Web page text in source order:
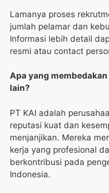
Lamanya proses
jumlah pelamar dan
Informasi lebih detail
resmi atau contact
Apa yang
lain?
PT KAI adalah
reputasi kuat dan
menjanjikan. Mereka
kerja yang profesional
berkontribusi pada
Indonesia.